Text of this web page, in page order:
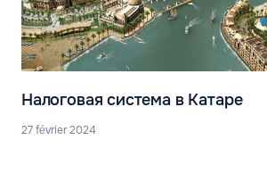
Налоговая система в Катаре
27 février 2024